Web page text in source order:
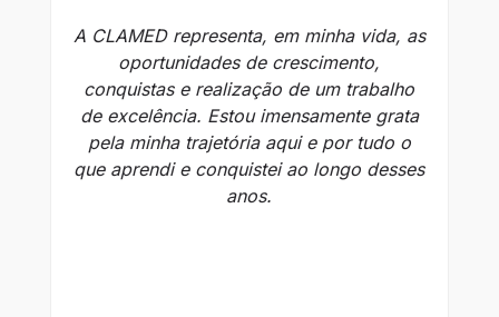
A CLAMED representa, em minha vida, as
oportunidades de crescimento,
conquistas e realização de um trabalho
de excelência. Estou imensamente grata
pela minha trajetória aqui e por tudo o
que aprendi e conquistei ao longo desses
anos.